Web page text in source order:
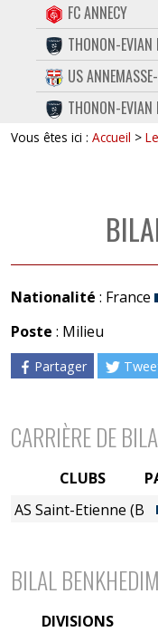
FORUM
CONTACT
FACEBOOK
TWITTER
FC ANNECY
THONON-EVIAN
US
THONON-EVIAN
Vous êtes ici : Accueil >
Nationalité : France
Poste : Milieu
Partager
CARRIÈRE DE
CLUBS
AS Saint-Etienne (B)
BILAL
DIVISIONS